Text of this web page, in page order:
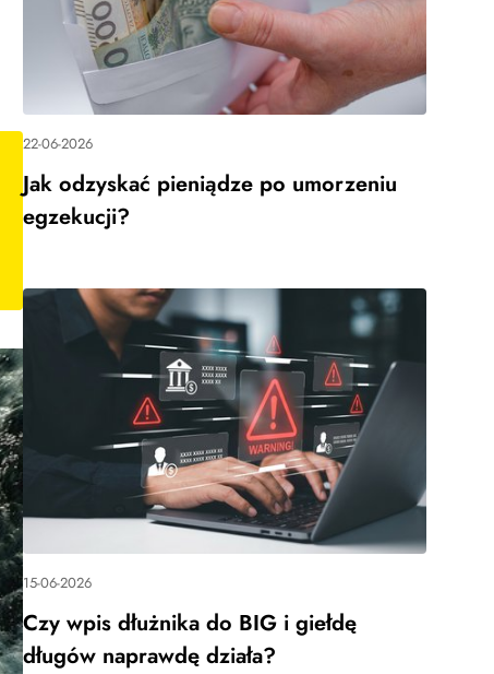
22-06-2026
Jak odzyskać pieniądze po umorzeniu
egzekucji?
15-06-2026
Czy wpis dłużnika do BIG i giełdę
długów naprawdę działa?